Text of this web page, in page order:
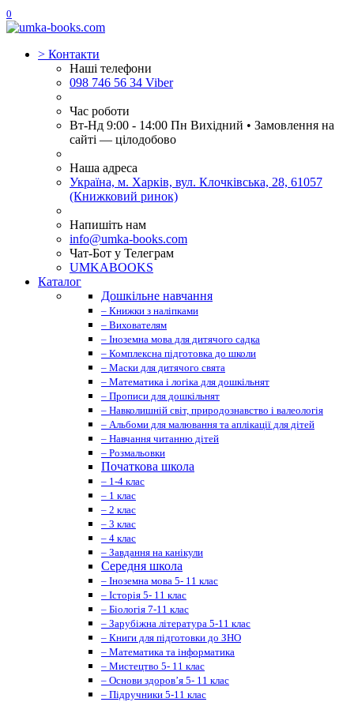
0
> Контакти
Наші телефони
098 746 56 34 Viber
Час роботи
Вт-Нд 9:00 - 14:00 Пн Вихідний • Замовлення на
сайті — цілодобово
Наша адреса
Україна, м. Харків, вул. Клочківська, 28, 61057
(Книжковий ринок)
Напишіть нам
info@umka-books.com
Чат-Бот у Телеграм
UMKABOOKS
Каталог
Дошкільне навчання
– Книжки з наліпками
– Вихователям
– Іноземна мова для дитячого садка
– Комплексна підготовка до школи
– Маски для дитячого свята
– Математика і логіка для дошкільнят
– Прописи для дошкільнят
– Навколишній світ, природознавство і валеологія
– Альбоми для малювання та аплікації для дітей
– Навчання читанню дітей
– Розмальовки
Початкова школа
– 1-4 клас
– 1 клас
– 2 клас
– 3 клас
– 4 клас
– Завдання на канікули
Середня школа
– Іноземна мова 5- 11 клас
– Історія 5- 11 клас
– Біологія 7-11 клас
– Зарубіжна література 5-11 клас
– Книги для підготовки до ЗНО
– Математика та інформатика
– Мистецтво 5- 11 клас
– Основи здоров’я 5- 11 клас
– Підручники 5-11 клас